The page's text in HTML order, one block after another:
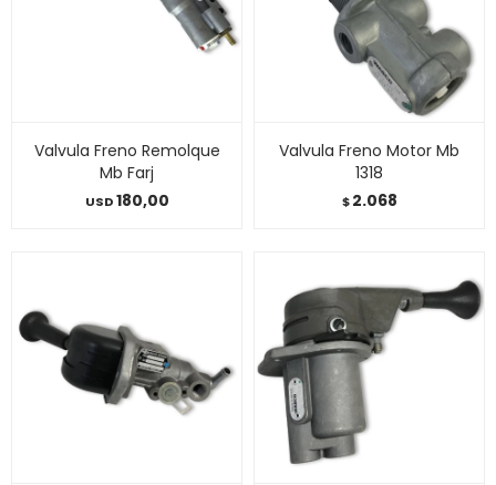
Valvula Freno Remolque
Mb Farj
USD180,00
Valvula Freno Motor Mb
1318
$ 2.068